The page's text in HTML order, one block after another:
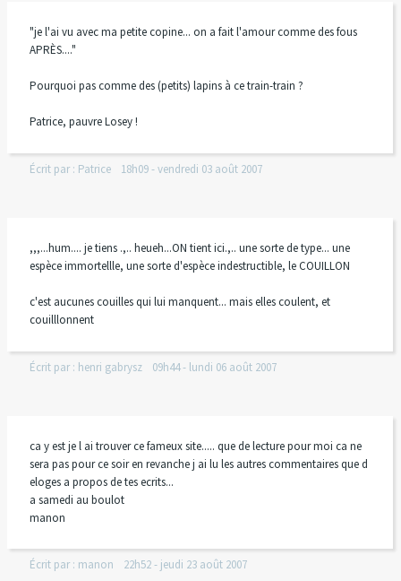
"je l'ai vu avec ma petite copine... on a fait l'amour comme des fous
APRÈS...."
Pourquoi pas comme des (petits) lapins à ce train-train ?
Patrice, pauvre Losey !
Écrit par : Patrice 18h09-vendredi 03 août 2007
,,,...hum.... je tiens .,.. heueh...ON tient ici.,.. une sorte de type... une
espèce immortellle, une sorte d'espèce indestructible, le COUILLON
c'est aucunes couilles qui lui manquent... mais elles coulent, et
couilllonnent
Écrit par : henri gabrysz 09h44- lundi 06 août 2007
ca y est je l ai trouver ce fameux site..... que de lecture pour moi ca ne
sera pas pour ce soir en revanche j ai lu les autres commentaires que d
eloges a propos de tes ecrits...
a samedi au boulot
manon
Écrit par : manon 22h52- jeudi 23 août 2007